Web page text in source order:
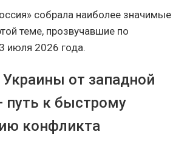
собрала наиболее значимые
теме, прозвучавшие по
июля 2026 года.
от западной
к быстрому
конфликта